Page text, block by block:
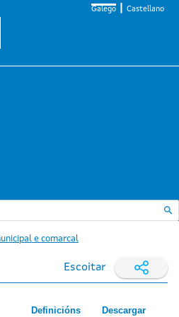
Galego Castellano
e comarcal
Escoitar
Definicións
Descargar